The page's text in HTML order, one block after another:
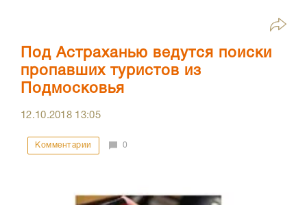
Под Астраханью ведутся поиски
пропавших туристов из
Подмосковья
12.10.2018 13:05
Комментарии 0